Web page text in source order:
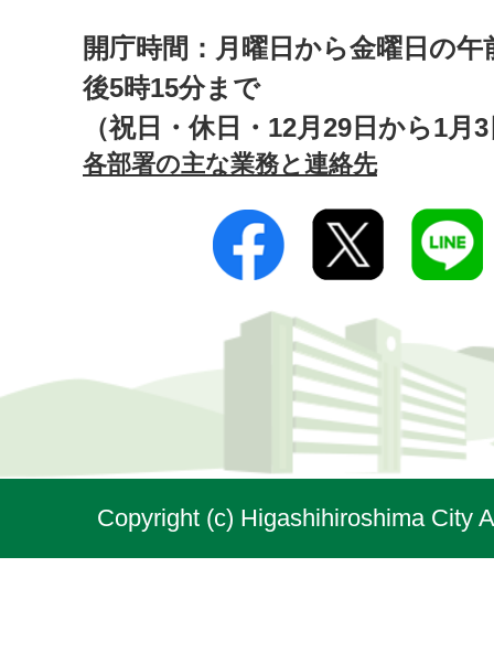
開庁時間：月曜日から金曜日の午
後5時15分まで
（祝日・休日・12月29日から1月
各部署の主な業務と連絡先
Copyright (c) Higashihiroshima City